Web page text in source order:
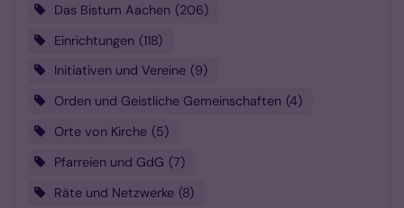
Das Bistum Aachen 206
Einrichtungen 118
Initiativen und Vereine
9
Orden und Geistliche Gemeinschaften 4
Orte von Kirche 5
Pfarreien und GdG 7
Räte und Netzwerke 8